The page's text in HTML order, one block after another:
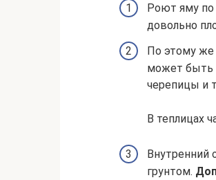
Роют яму по
довольно
По этому же
может быть
черепицы и
В теплицах
Внутренний
грунтом.